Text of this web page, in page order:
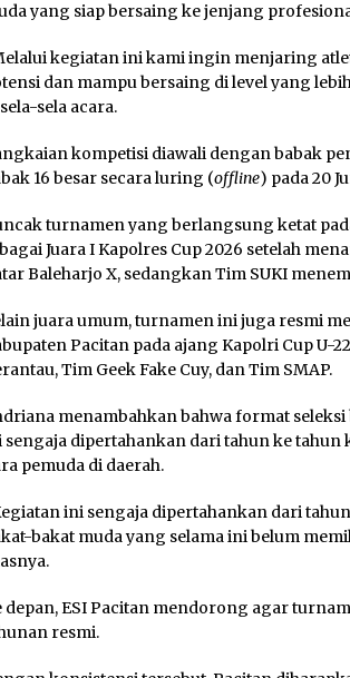
yang siap bersaing ke jenjang
kegiatan ini kami ingin menjaring
dan mampu bersaing di level yang
sela acara.
kompetisi diawali dengan babak
16 besar secara luring (offline) pada 20
turnamen yang berlangsung ketat
Juara I Kapolres Cup 2026 setelah
Baleharjo X, sedangkan Tim SUKI
juara umum, turnamen ini juga resmi
Pacitan pada ajang Kapolri Cup U-
Tim Geek Fake Cuy, dan Tim SMAP.
menambahkan bahwa format
sengaja dipertahankan dari tahun ke
pemuda di daerah.
ini sengaja dipertahankan dari
bakat muda yang selama ini belum
depan, ESI Pacitan mendorong agar
resmi.